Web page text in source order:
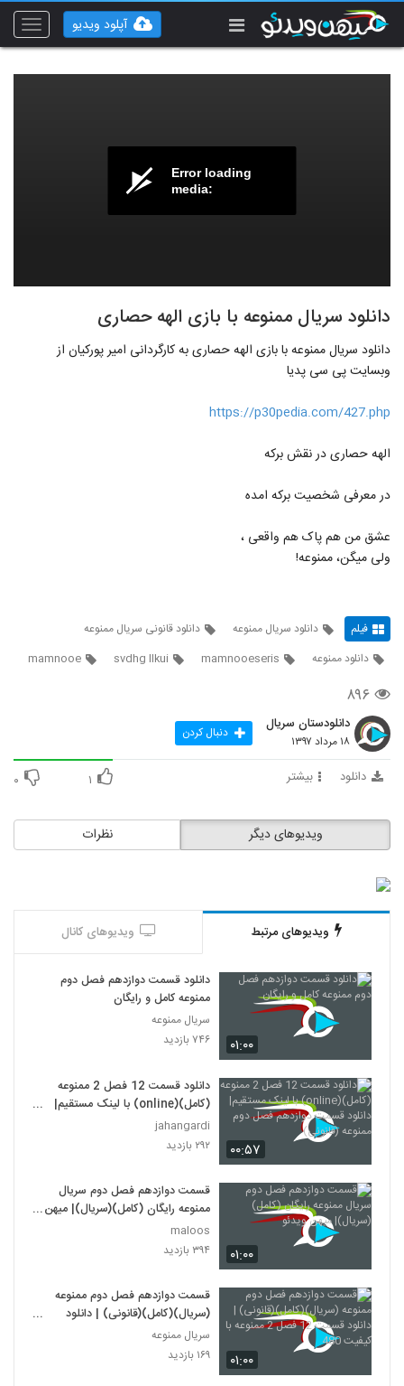
Toggle
آپلود ویدیو
Error loading
media:
دانلود سریال ممنوعه با بازی الهه حصاری
دانلود سریال ممنوعه با بازی الهه حصاری به کارگردانی امیر پورکیان از
وبسایت پی سی پدیا
https://p30pedia.com/427.php
الهه حصاری در نقش برکه
در معرفی شخصیت برکه امده
عشق من هم پاک هم واقعی ،
ولی میگن، ممنوعه!
فیلم دانلود سریال ممنوعه
دانلود قانونی سریال ممنوعه
دانلود ممنوعه
mamnooeseris
svdhg llkui
mamnooe
۸۹۶
دانلودستان سریال
۱۸ مرداد ۱۳۹۷ دنبال کردن
دانلود بیشتر ۱ ۰
نظرات ویدیوهای دیگر
ویدیوهای مرتبط ویدیوهای کانال
۰۱:۰۰
دانلود قسمت دوازدهم فصل دوم
ممنوعه کامل و رایگان
سریال ممنوعه
۷۴۶ بازدید
۰۰:۵۷
دانلود قسمت 12 فصل 2 ممنوعه
(کامل)(online) با لینک مستقیم|
دانلود قسمت دوازدهم فصل دوم
ممنوعه (قانونی)
jahangardi
۲۹۲ بازدید
۰۱:۰۰
قسمت دوازدهم فصل دوم سريال
ممنوعه رايگان (کامل)(سريال)| میهن
ویدئو
maloos
۳۹۴ بازدید
۰۱:۰۰
قسمت دوازدهم فصل دوم ممنوعه
(سریال)(کامل)(قانونی) | دانلود
480
سریال ممنوعه
۱۶۹ بازدید